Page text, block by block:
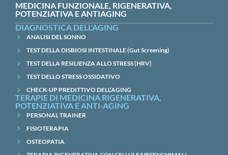
MEDICINA FUNZIONALE, RIGENERATIVA,
POTENZIATIVA E ANTIAGING
DIAGNOSTICA DELL'AGING
ANALISI DEL SONNO
TEST DELLA DISBIOSI INTESTINALE (Gut Screening)
TEST DELLA RESILIENZA ALLO STRESS (HRV)
TEST DELLO STRESS OSSIDATIVO
CHECK-UP PREDITTIVO DELL’AGING
TERAPIE DI MEDICINA RIGENERATIVA,
POTENZIATIVA E ANTI-AGING
PERSONAL TRAINER
FISIOTERAPIA
OSTEOPATIA